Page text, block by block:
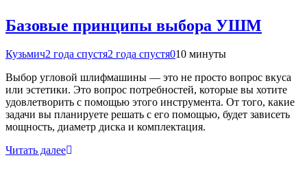
Базовые принципы выбора УШМ
Кузьмич2 года спустя2 года спустя010 минуты
Выбор угловой шлифмашины — это не просто вопрос вкуса
или эстетики. Это вопрос потребностей, которые вы хотите
удовлетворить с помощью этого инструмента. От того, какие
задачи вы планируете решать с его помощью, будет зависеть
мощность, диаметр диска и комплектация.
Читать далее